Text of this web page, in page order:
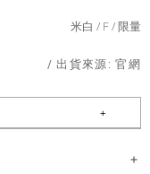
米白 F 限量
/ 出貨來源:官網